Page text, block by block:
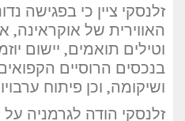
זלנסקי ציין כי בפגישה
האווירית של
בנכסים הרוסיים
ושיקומה, וכן פיתוח
זלנסקי הודה לגרמניה